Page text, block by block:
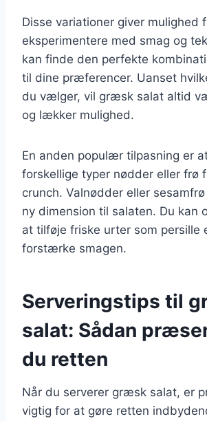
Disse variationer giver mulighed
eksperimentere med smag og
kan finde den perfekte
til dine præferencer. Uanset
du vælger, vil græsk salat altid
og lækker mulighed.
En anden populær tilpasning er
forskellige typer nødder eller frø
crunch. Valnødder eller
ny dimension til salaten. Du kan
at tilføje friske urter som persille
forstærke smagen.
Serveringstips til
salat: Sådan
du retten
Når du serverer græsk salat, er
vigtig for at gøre retten